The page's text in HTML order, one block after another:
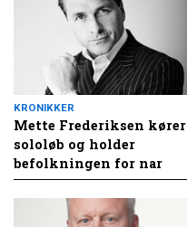
KRONIKKER
Mette Frederiksen kører
sololøb og holder
befolkningen for nar